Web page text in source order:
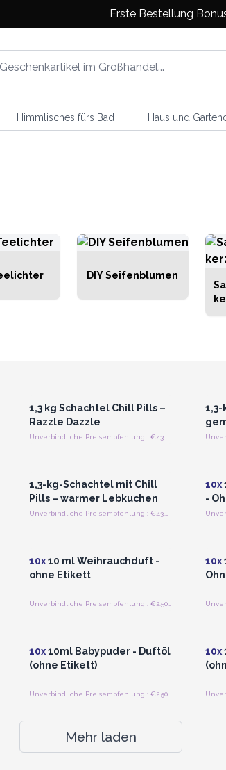
Erste Bestellung
Himmlisches fürs Bad Haus und
DIY Seifenblumen
1,3 kg Schachtel Chill Pills –
Razzle Dazzle
1,3-
1,3-kg-Schachtel mit Chill
Pills – warmer Lebkuchen
10x
-
10x10 ml Weihrauchduft -
ohne Etikett
10x
10x10ml Babypuder - Duftöl
(ohne Etikett)
10x
Mehr laden